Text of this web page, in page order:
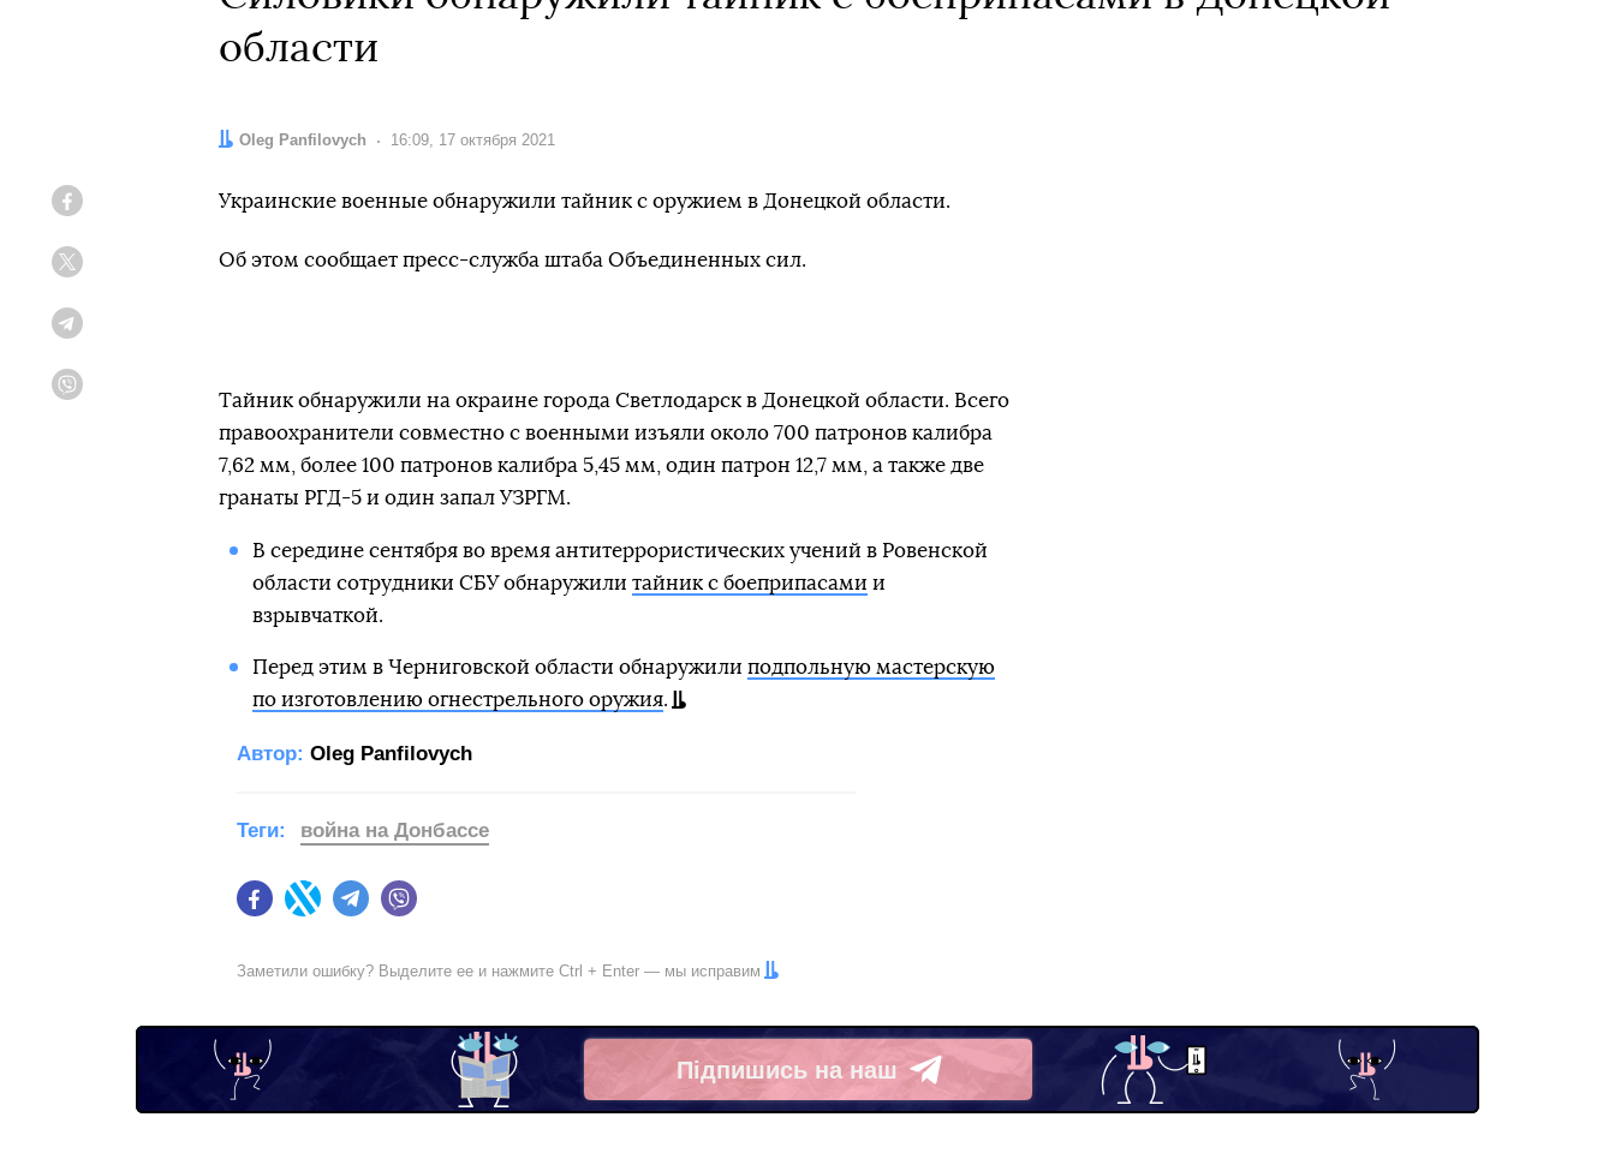
области
Автор:
Oleg Panfilovych Дата:
16:09, 17 октября 2021
Украинские военные обнаружили тайник с оружием в Донецкой области.
Об этом сообщает пресс-служба штаба Объединенных сил.
Тайник обнаружили на окраине города Светлодарск в Донецкой области. Всего
правоохранители совместно с военными изъяли около 700 патронов калибра
7,62 мм, более 100 патронов калибра 5,45 мм, один патрон 12,7 мм, а также две
гранаты РГД-5 и один запал УЗРГМ.
В середине сентября во время антитеррористических учений в Ровенской
области сотрудники СБУ обнаружили тайник с боеприпасами и
взрывчаткой.
Перед этим в Черниговской области обнаружили подпольную мастерскую
по изготовлению огнестрельного оружия.
Автор: Oleg Panfilovych
FacebookTwitter Telegram
Теги: война на Донбассе
Заметили ошибку? Выделите ее и нажмите Ctrl + Enter — мы исправим
Підпишись на наш
Telegram